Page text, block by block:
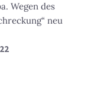
Wegen des
neu